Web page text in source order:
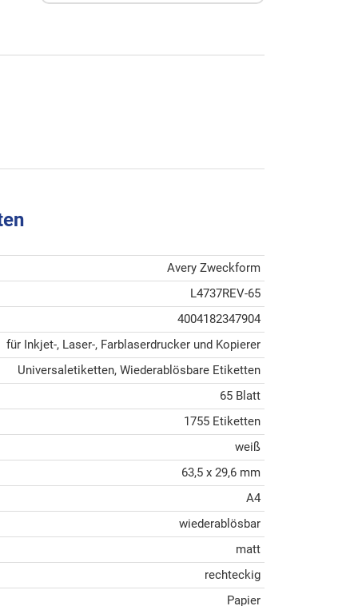
Avery Zweckform
L4737REV-65
4004182347904
für Inkjet-, Laser-, Farblaserdrucker und Kopierer
Universaletiketten, Wiederablösbare Etiketten
65 Blatt
1755 Etiketten
weiß
63,5 x 29,6 mm
A4
wiederablösbar
matt
rechteckig
Papier